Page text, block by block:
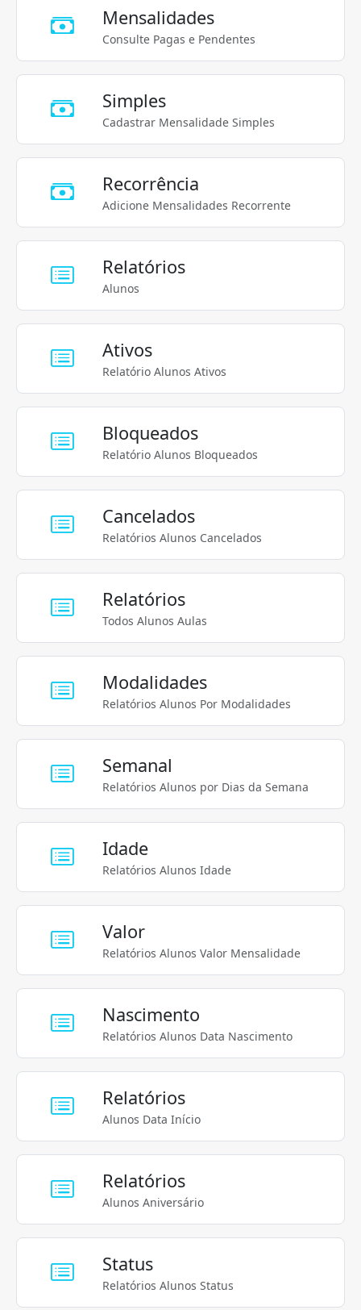
Mensalidades
Consulte Pagas e Pendentes
Simples
Cadastrar Mensalidade Simples
Recorrência
Adicione Mensalidades Recorrente
Relatórios
Alunos
Ativos
Relatório Alunos Ativos
Bloqueados
Relatório Alunos Bloqueados
Cancelados
Relatórios Alunos Cancelados
Relatórios
Todos Alunos Aulas
Modalidades
Relatórios Alunos Por Modalidades
Semanal
Relatórios Alunos por Dias da Semana
Idade
Relatórios Alunos Idade
Valor
Relatórios Alunos Valor Mensalidade
Nascimento
Relatórios Alunos Data Nascimento
Relatórios
Alunos Data Início
Relatórios
Alunos Aniversário
Status
Relatórios Alunos Status